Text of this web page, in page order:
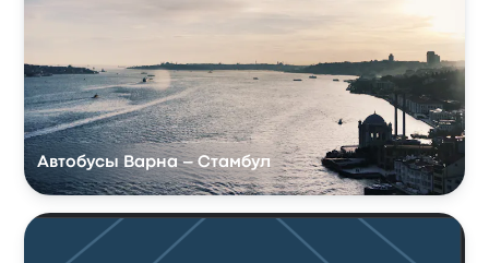
Автобусы Варна – Стамбул